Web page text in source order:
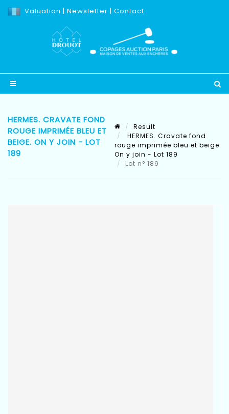
Valuation | Newsletter | Contact
HERMES. CRAVATE FOND
ROUGE IMPRIMÉE BLEU ET
BEIGE. ON Y JOIN - LOT
189
Result
HERMES. Cravate fond
rouge imprimée bleu et beige.
On y join - Lot 189
Lot n° 189